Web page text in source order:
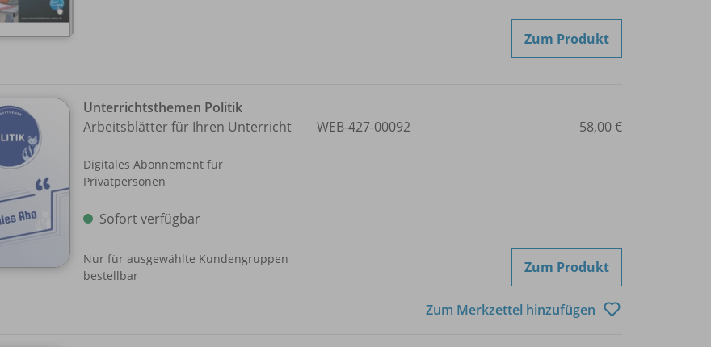
Zum Produkt
Unterrichtsthemen Politik
Arbeitsblätter für Ihren Unterricht
Digitales Abonnement für
Privatpersonen
Sofort verfügbar
Nur für ausgewählte Kundengruppen
bestellbar
WEB-427-00092 58,00 €
Zum Produkt
Zum Merkzettel hinzufügen